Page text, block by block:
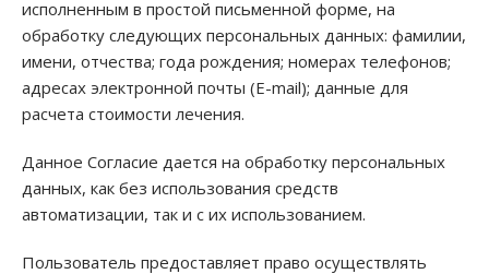
исполненным в простой письменной форме, на
обработку следующих персональных данных: фамилии,
имени, отчества; года рождения; номерах телефонов;
адресах электронной почты (E-mail); данные для
расчета стоимости лечения.
Данное Согласие дается на обработку персональных
данных, как без использования средств
автоматизации, так и с их использованием.
Пользователь предоставляет право осуществлять